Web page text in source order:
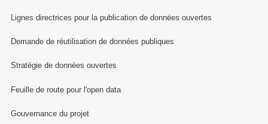
Lignes directrices pour la publication de données ouvertes
Demande de réutilisation de données publiques
Stratégie de données ouvertes
Feuille de route pour l'open data
Gouvernance du projet